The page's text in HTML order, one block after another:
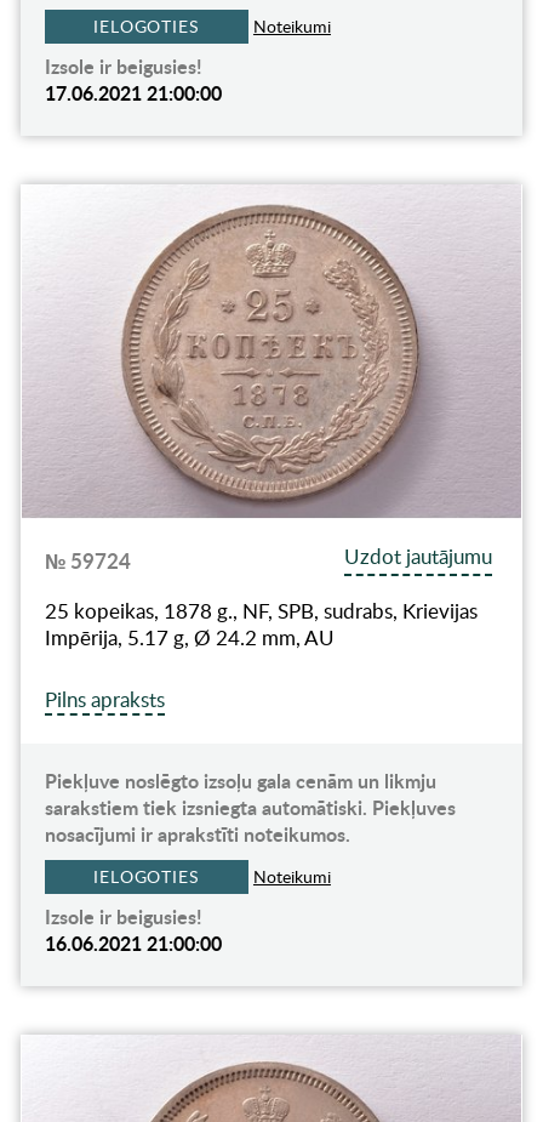
IELOGOTIES Noteikumi
Izsole ir beigusies!
17.06.2021 21:00:00
№ 59724
Uzdot jautājumu
25 kopeikas, 1878 g., NF, SPB, sudrabs, Krievijas
Impērija, 5.17 g, Ø 24.2 mm, AU
Pilns apraksts
Piekļuve noslēgto izsoļu gala cenām un likmju
sarakstiem tiek izsniegta automātiski. Piekļuves
nosacījumi ir aprakstīti noteikumos.
IELOGOTIES Noteikumi
Izsole ir beigusies!
16.06.2021 21:00:00